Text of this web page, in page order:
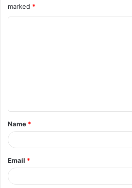
marked *
t
*
Name *
Email *